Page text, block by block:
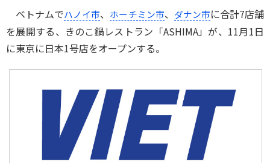
ベトナムでハノイ市、 ホーチミン市、 ダナン市に合計7店舗
を展開する、きのこ鍋レストラン「ASHIMA」が、11月1日
に東京に日本1号店をオープンする。